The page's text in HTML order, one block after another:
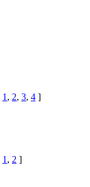
1 , 2, 3, 4 ]
1 , 2 ]